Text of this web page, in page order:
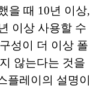
을 때 10년 이상,
이상 사용할 수
성이 더 이상 폴
않는다는 것을
플레이의 설명이